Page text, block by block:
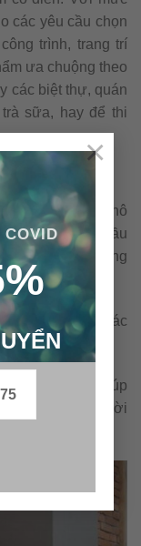
×
các yêu cầu chọn
trình, trang trí
ưa chuộng theo
các biệt thự, quán
sữa, hay để thi
Giả mốc, sần thô
trình, yêu cầu
cách đa dạng
kính cho đến các
cực chuẩn, giúp
tiết kiệm tối đa thời